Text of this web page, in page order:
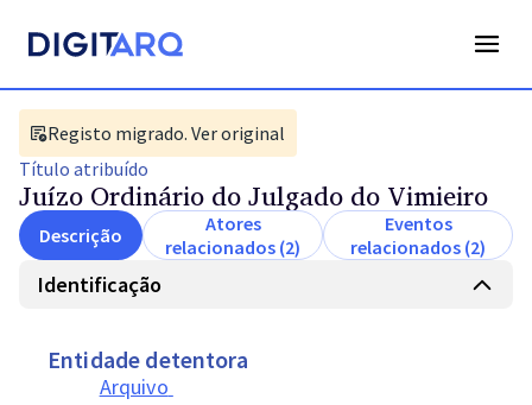
Registo migrado. Ver original
Título atribuído
Juízo Ordinário do Julgado do Vimieiro
Descrição
Atores
relacionados (2)
Eventos
relacionados (2)
Identificação
Entidade detentora
Arquivo